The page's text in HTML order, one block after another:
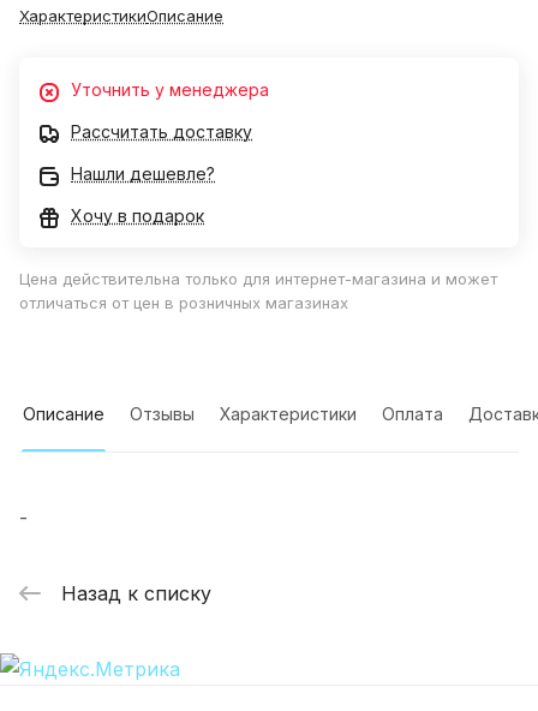
ХарактеристикиОписание
Уточнить у менеджера
Рассчитать доставку
Нашли дешевле?
Хочу в подарок
Цена действительна только для интернет-магазина и может
отличаться от цен в розничных магазинах
Описание Отзывы Характеристики Оплата
-
Назад к списку